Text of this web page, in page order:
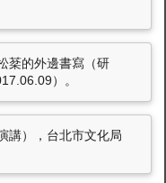
館
歡迎利用！
棻的外邊書寫（研
）。
講），台北市文化局